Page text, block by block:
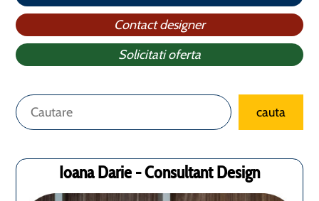
Contact designer
Solicitati oferta
Caută cauta
Ioana Darie - Consultant Design